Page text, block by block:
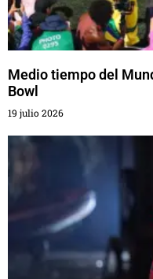
Medio tiempo del
Bowl
19 julio 2026